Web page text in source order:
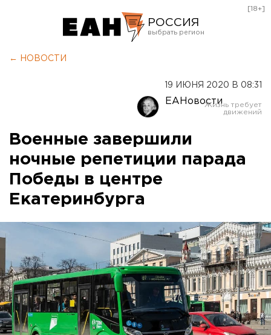
РОССИЯ
Оренбург
[18+]
← НОВОСТИ
19 ИЮНЯ 2020 В 08:31
ЕАНовости
Военные завершили
ночные репетиции парада
Победы в центре
Екатеринбурга